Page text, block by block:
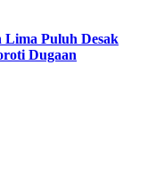
Puluh Desak
Dugaan